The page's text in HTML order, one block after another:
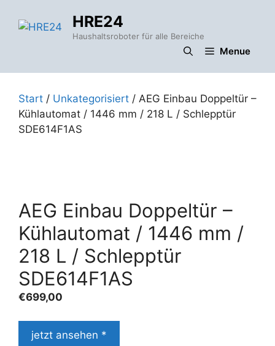
Inhalt
HRE24
Haushaltsroboter für alle Bereiche
Menue
Start / Unkategorisiert / AEG Einbau Doppeltür –
Kühlautomat / 1446 mm / 218 L / Schlepptür
SDE614F1AS
AEG Einbau Doppeltür –
Kühlautomat / 1446 mm /
218 L / Schlepptür
SDE614F1AS
€699,00
jetzt ansehen *